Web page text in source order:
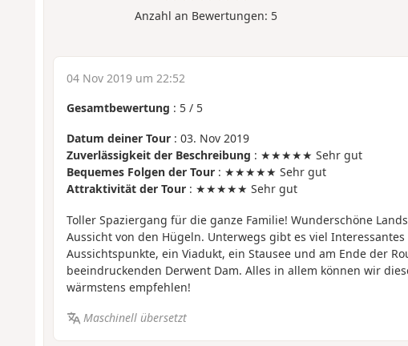
Anzahl an Bewertungen: 5
04 Nov 2019 um 22:52
Gesamtbewertung : 5/ 5
Datum deiner Tour: 03. Nov 2019
Zuverlässigkeit der Beschreibung : ★★★★★ Sehr gut
Bequemes Folgen der Tour: ★★★★★ Sehr gut
Attraktivität der Tour: ★★★★★ Sehr gut
Toller Spaziergang für die ganze Familie! Wunderschöne
Aussicht von den Hügeln. Unterwegs gibt es viel
Aussichtspunkte, ein Viadukt, ein Stausee und am Ende der
beeindruckenden Derwent Dam. Alles in allem können wir
wärmstens empfehlen!
Maschinell übersetzt